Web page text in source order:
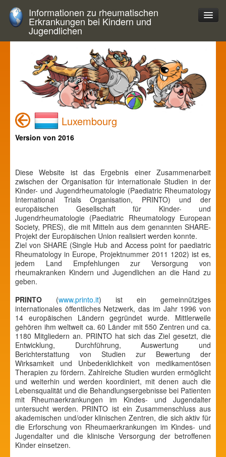
Informationen zu rheumatischen
Erkrankungen bei Kindern und
Jugendlichen
Luxembourg
Version von 2016
Diese Website ist das Ergebnis einer Zusammenarbeit
zwischen der Organisation für internationale Studien in der
Kinder- und Jugendrheumatologie (Paediatric Rheumatology
International Trials Organisation, PRINTO) und der
europäischen Gesellschaft für Kinder- und
Jugendrheumatologie (Paediatric Rheumatology European
Society, PRES), die mit Mitteln aus dem genannten SHARE-
Projekt der Europäischen Union realisiert werden konnte.
Ziel von SHARE (Single Hub and Access point for paediatric
Rheumatology in Europe, Projektnummer 2011 1202) ist es,
jedem Land Empfehlungen zur Versorgung von
rheumakranken Kindern und Jugendlichen an die Hand zu
geben.
PRINTO (www.printo.it) ist ein gemeinnütziges
internationales öffentliches Netzwerk, das im Jahr 1996 von
14 europäischen Ländern gegründet wurde. Mittlerweile
gehören ihm weltweit ca. 60 Länder mit 550 Zentren und ca.
1180 Mitgliedern an. PRINTO hat sich das Ziel gesetzt, die
Entwicklung, Durchführung, Auswertung und
Berichterstattung von Studien zur Bewertung der
Wirksamkeit und Unbedenklichkeit von medikamentösen
Therapien zu fördern. Zahlreiche Studien wurden ermöglicht
und weiterhin und werden koordiniert, mit denen auch die
Lebensqualität und die Behandlungsergebnisse bei Patienten
mit Rheumaerkrankungen im Kindes- und Jugendalter
untersucht werden. PRINTO ist ein Zusammenschluss aus
akademischen und/oder klinischen Zentren, die sich aktiv für
die Erforschung von Rheumaerkrankungen im Kindes- und
Jugendalter und die klinische Versorgung der betroffenen
Kinder einsetzen.